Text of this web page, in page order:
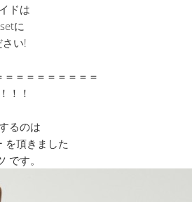
ドは
に
い!
＝＝＝＝＝＝＝＝
！！
るのは
を頂きました
です。